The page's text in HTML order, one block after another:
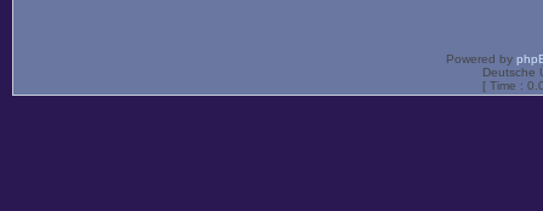
Powered by
Deutsche
[ Time :